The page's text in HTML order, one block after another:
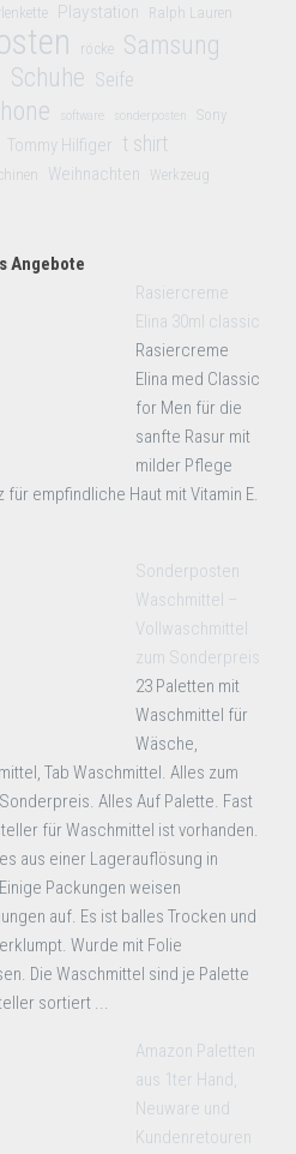
Playstation Ralph Lauren
röcke Samsung
Schuhe Seife
software sonderposten Sony
Tommy Hilfiger t shirt
Weihnachten Werkzeug
Angebote
Rasiercreme
Elina 30ml classic
Rasiercreme
Elina med Classic
for Men für die
sanfte Rasur mit
milder Pflege
für empfindliche Haut mit Vitamin E.
Sonderposten
Waschmittel –
Vollwaschmittel
zum Sonderpreis
23 Paletten mit
Waschmittel für
Wäsche,
Tab Waschmittel. Alles zum
Alles Auf Palette. Fast
für Waschmittel ist vorhanden.
aus einer Lagerauflösung in
Packungen weisen
auf. Es ist balles Trocken und
Wurde mit Folie
Die Waschmittel sind je Palette
sortiert ...
Amazon Paletten
aus 1ter Hand,
Neuware und
Kundenretouren